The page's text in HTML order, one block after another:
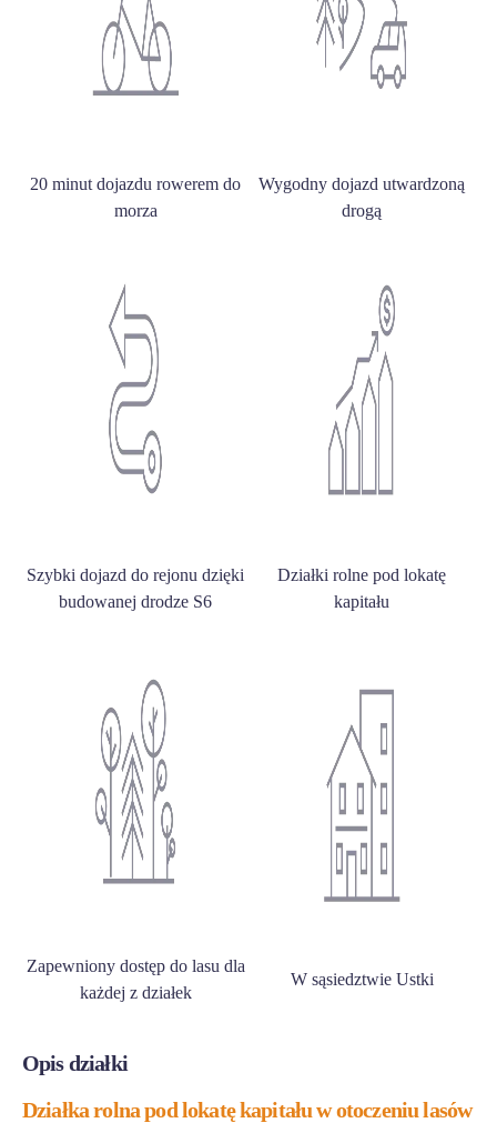
20 minut dojazdu rowerem do
morza
Wygodny dojazd utwardzoną
drogą
Szybki dojazd do rejonu dzięki
budowanej drodze S6
Działki rolne pod lokatę
kapitału
Zapewniony dostęp do lasu dla
każdej z działek
W sąsiedztwie Ustki
Opis działki
Działka rolna pod lokatę kapitału w otoczeniu lasów